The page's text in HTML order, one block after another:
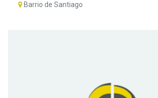
Barrio de Santiago